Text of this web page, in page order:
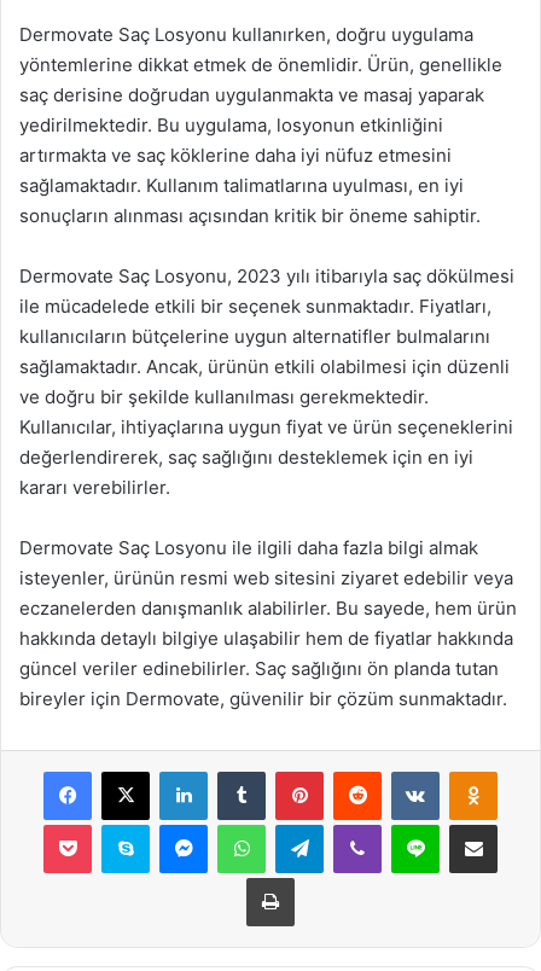
Dermovate Saç Losyonu kullanırken, doğru uygulama
yöntemlerine dikkat etmek de önemlidir. Ürün, genellikle
saç derisine doğrudan uygulanmakta ve masaj yaparak
yedirilmektedir. Bu uygulama, losyonun etkinliğini
artırmakta ve saç köklerine daha iyi nüfuz etmesini
sağlamaktadır. Kullanım talimatlarına uyulması, en iyi
sonuçların alınması açısından kritik bir öneme sahiptir.
Dermovate Saç Losyonu, 2023 yılı itibarıyla saç dökülmesi
ile mücadelede etkili bir seçenek sunmaktadır. Fiyatları,
kullanıcıların bütçelerine uygun alternatifler bulmalarını
sağlamaktadır. Ancak, ürünün etkili olabilmesi için düzenli
ve doğru bir şekilde kullanılması gerekmektedir.
Kullanıcılar, ihtiyaçlarına uygun fiyat ve ürün seçeneklerini
değerlendirerek, saç sağlığını desteklemek için en iyi
kararı verebilirler.
Dermovate Saç Losyonu ile ilgili daha fazla bilgi almak
isteyenler, ürünün resmi web sitesini ziyaret edebilir veya
eczanelerden danışmanlık alabilirler. Bu sayede, hem ürün
hakkında detaylı bilgiye ulaşabilir hem de fiyatlar hakkında
güncel veriler edinebilirler. Saç sağlığını ön planda tutan
bireyler için Dermovate, güvenilir bir çözüm sunmaktadır.
Facebook
X LinkedInTumblr PinterestReddit VKontakte
Pocket Skype MessengerWhatsAppTelegramViber Line E-Posta ile
Yazdır